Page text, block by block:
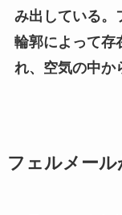
み出している。
輪郭によって存
れ、空気の中か
フェルメー